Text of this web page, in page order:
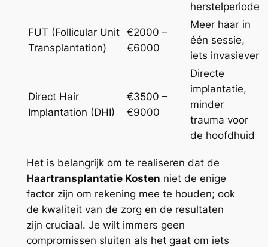
herstelperiode
FUT (Follicular Unit
Transplantation)
€2000 –
€6000
Meer haar in
één sessie,
iets invasiever
Direct Hair
Implantation (DHI)
€3500 –
€9000
Directe
implantatie,
minder
trauma voor
de hoofdhuid
Het is belangrijk om te realiseren dat de
Haartransplantatie Kosten niet de enige
factor zijn om rekening mee te houden; ook
de kwaliteit van de zorg en de resultaten
zijn cruciaal. Je wilt immers geen
compromissen sluiten als het gaat om iets